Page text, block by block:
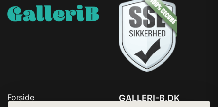
Forside
GALLERI-B.DK